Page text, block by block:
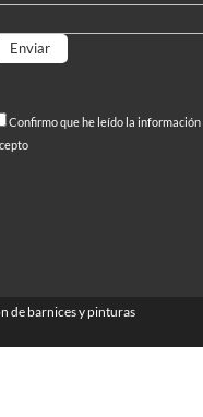
Confirmo que he leído la
de barnices y pinturas